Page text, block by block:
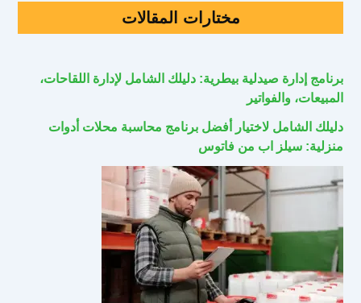
مختارات المقالات
برنامج إدارة صيدلية بيطرية: دليلك الشامل لإدارة اللقاحات،
المبيعات، والفواتير
دليلك الشامل لاختيار أفضل برنامج محاسبة محلات أدوات
منزلية: سيلز اب من فاتوس